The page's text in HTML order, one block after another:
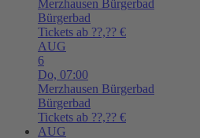
Merzhausen Bürgerbad
Bürgerbad
Tickets ab ??,?? €
AUG
6
Do, 07:00
Merzhausen Bürgerbad
Bürgerbad
Tickets ab ??,?? €
AUG